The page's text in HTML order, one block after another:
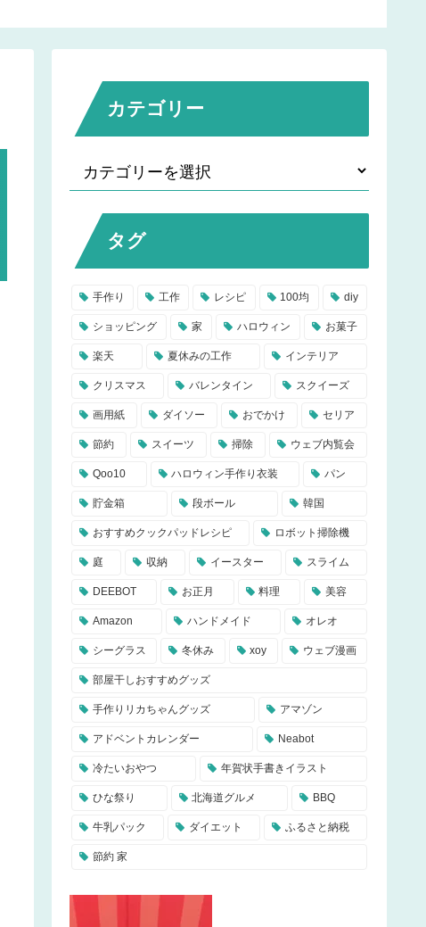
カテゴリー
タグ
手作り 工作 レシピ 100均 diy
ショッピング 家 ハロウィン お菓子
楽天 夏休みの工作 インテリア
クリスマス バレンタイン スクイーズ
画用紙 ダイソー おでかけ セリア
節約 スイーツ 掃除 ウェブ内覧会
Qoo10 ハロウィン手作り衣装 パン
貯金箱 段ボール 韓国
おすすめクックパッドレシピ ロボット掃除機
庭 収納 イースター スライム
DEEBOT お正月 料理 美容
Amazon ハンドメイド オレオ
シーグラス 冬休み xoy ウェブ漫画
部屋干しおすすめグッズ
手作りリカちゃんグッズ アマゾン
アドベントカレンダー Neabot
冷たいおやつ 年賀状手書きイラスト
ひな祭り 北海道グルメ BBQ
牛乳パック ダイエット ふるさと納税
節約 家